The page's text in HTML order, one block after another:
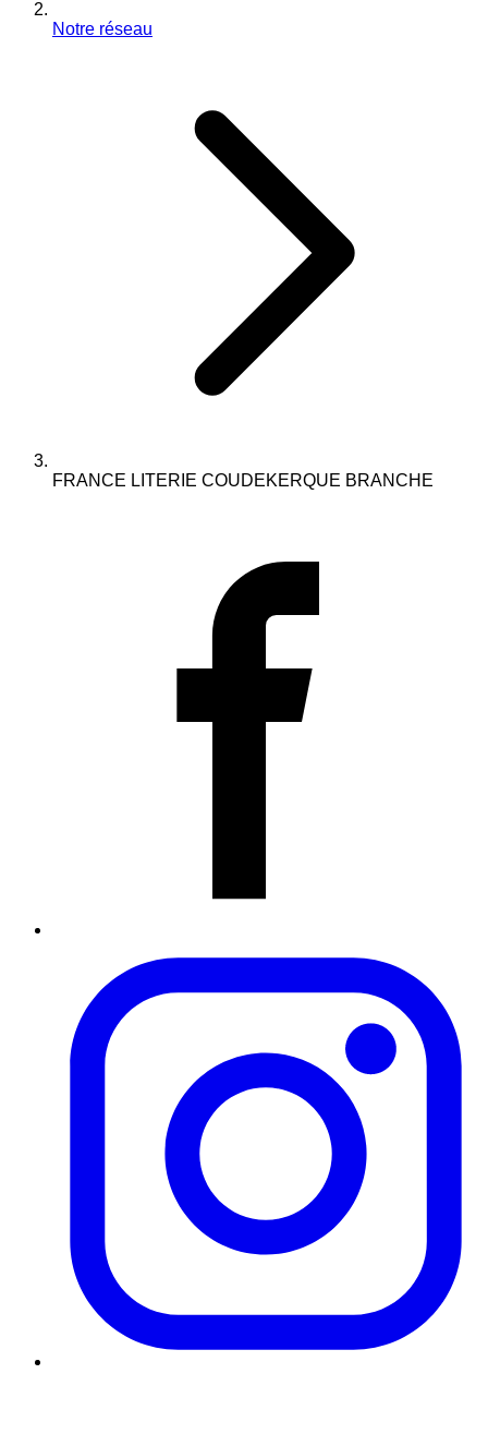
Notre réseau
FRANCE LITERIE COUDEKERQUE BRANCHE